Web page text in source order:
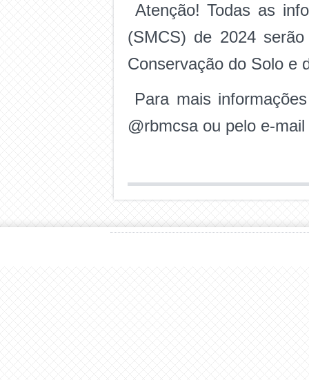
Atenção! Todas as
(SMCS) de 2024
Conservação do Solo e
Para mais
@rbmcsa ou pelo e-mail